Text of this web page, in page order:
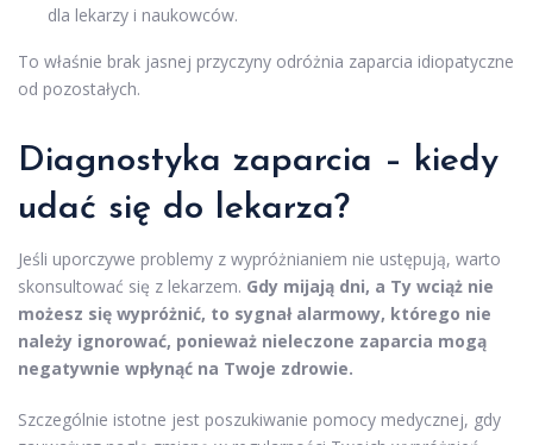
dla lekarzy i naukowców.
To właśnie brak jasnej przyczyny odróżnia zaparcia idiopatyczne
od pozostałych.
Diagnostyka zaparcia – kiedy
udać się do lekarza?
Jeśli uporczywe problemy z wypróżnianiem nie ustępują, warto
skonsultować się z lekarzem. Gdy mijają dni, a Ty wciąż nie
możesz się wypróżnić, to sygnał alarmowy, którego nie
należy ignorować, ponieważ nieleczone zaparcia mogą
negatywnie wpłynąć na Twoje zdrowie.
Szczególnie istotne jest poszukiwanie pomocy medycznej, gdy